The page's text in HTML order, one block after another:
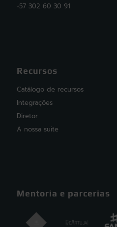
+57 302 60 30 91
Recursos
Catálogo de recursos
Integrações
Diretor
A nossa suite
Mentoria e parcerias